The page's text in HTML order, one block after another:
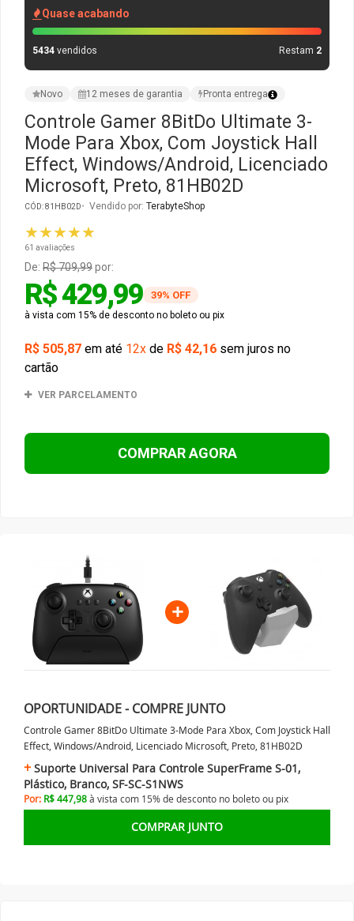
Quase acabando
5434 vendidos Restam 2
Novo 12 meses de garantia Pronta entrega
Controle Gamer 8BitDo Ultimate 3-
Mode Para Xbox, Com Joystick Hall
Effect, Windows/Android, Licenciado
Microsoft, Preto, 81HB02D
CÓD: 81HB02D Vendido por: TerabyteShop
★★★★★
61 avaliações
De: R$ 709,99por:
R$ 429,99 39% OFF
à vista com 15% de desconto no boleto ou pix
R$ 505,87 em até 12x de R$ 42,16 sem juros no
cartão
VER PARCELAMENTO
COMPRAR AGORA
+
OPORTUNIDADE - COMPRE JUNTO
Controle Gamer 8BitDo Ultimate 3-Mode Para Xbox, Com Joystick Hall
Effect, Windows/Android, Licenciado Microsoft, Preto, 81HB02D
Suporte Universal Para Controle SuperFrame S-01,
Plástico, Branco, SF-SC-S1NWS
Por: R$ 447,98à vista com 15% de desconto no boleto ou pix
COMPRAR JUNTO
Gabinete Liketec
Fonte Thermaltake
Ver Todos